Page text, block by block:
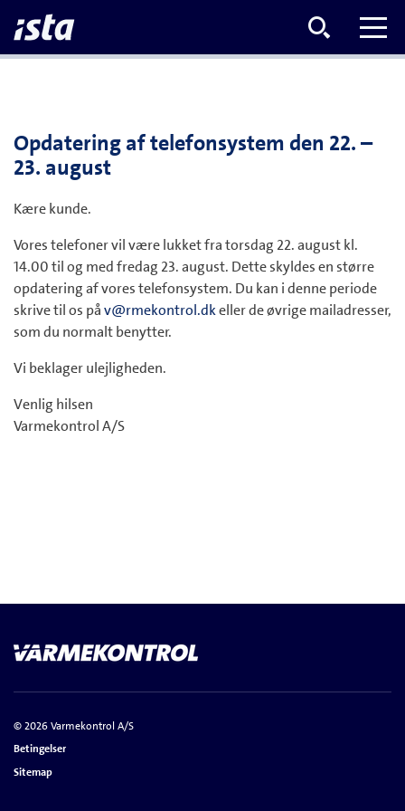
Opdatering af telefonsystem den 22. –
23. august
Kære kunde.
Vores telefoner vil være lukket fra torsdag 22. august kl.
14.00 til og med fredag 23. august. Dette skyldes en større
opdatering af vores telefonsystem. Du kan i denne periode
skrive til os påv@rmekontrol.dkeller de øvrige mailadresser,
som du normalt benytter.
Vi beklager ulejligheden.
Venlig hilsen
Varmekontrol A/S
© 2026 Varmekontrol A/S
Betingelser
Sitemap